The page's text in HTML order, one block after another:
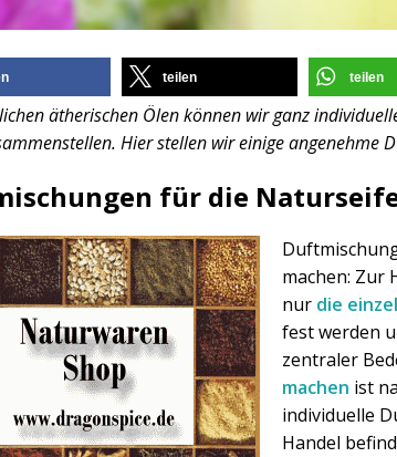
teilen teilen
ätherischen Ölen können wir ganz
Hier stellen wir einige angenehme
für die
machen: Zur
nur die
fest werden
zentraler
machen ist
individuelle
Handel